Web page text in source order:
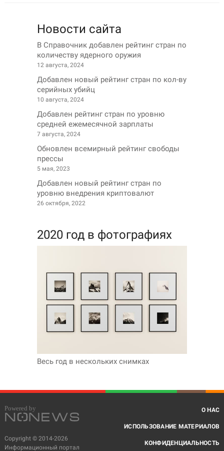
Новости сайта
В Справочник добавлен рейтинг стран по
количеству ядерного оружия
12 августа, 2024
Добавлен новый рейтинг стран по кол-ву
серийных убийц
10 августа, 2024
Добавлен рейтинг стран по уровню
средней ежемесячной зарплаты
7 августа, 2024
Обновлен всемирный рейтинг свободы
прессы
5 мая, 2023
Добавлен новый рейтинг стран по
уровню внедрения криптовалют
26 октября, 2022
2020 год в фотографиях
Весь год в нескольких снимках
Copyright © 2014-2026
Информационный портал
О НАС
ИСПОЛЬЗОВАНИЕ МАТЕРИАЛОВ
КОНФИДЕНЦИАЛЬНОСТЬ